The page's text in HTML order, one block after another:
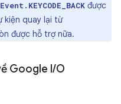
được
kiện quay lại từ
được hỗ trợ nữa.
Google I/O